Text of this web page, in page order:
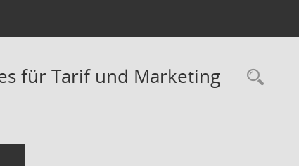
für Tarif und Marketing